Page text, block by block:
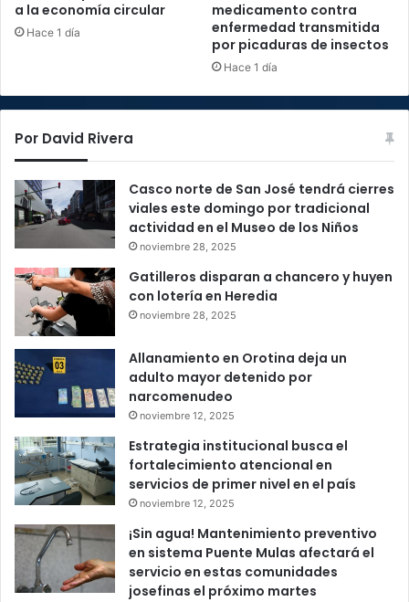
a la economía circular
Hace 1 día
medicamento contra
enfermedad transmitida
por picaduras de insectos
Hace 1 día
Por David Rivera
Casco norte de San José tendrá cierres
viales este domingo por tradicional
actividad en el Museo de los Niños
noviembre 28, 2025
Gatilleros disparan a chancero y huyen
con lotería en Heredia
noviembre 28, 2025
Allanamiento en Orotina deja un
adulto mayor detenido por
narcomenudeo
noviembre 12, 2025
Estrategia institucional busca el
fortalecimiento atencional en
servicios de primer nivel en el país
noviembre 12, 2025
¡Sin agua! Mantenimiento preventivo
en sistema Puente Mulas afectará el
servicio en estas comunidades
josefinas el próximo martes